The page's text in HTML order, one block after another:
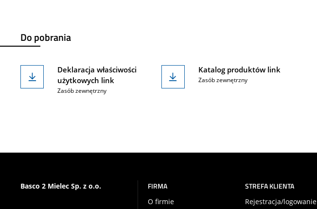
Do pobrania
Deklaracja właściwości
użytkowych link
Zasób zewnętrzny
Katalog produktów link
Zasób zewnętrzny
Basco 2 Mielec Sp. z o.o. FIRMA
O firmie
STREFA KLIENTA
Rejestracja/logowanie